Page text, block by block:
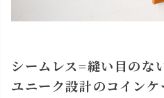
シームレス=縫い目のな
ユニーク設計のコインケ